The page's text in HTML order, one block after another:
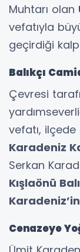
Muhtarı olan
vefatıyla
geçirdiği
Balıkçı
Çevresi
vefatı, ilçede
Karadeniz
Serkan
Kışlaönü
Karadeniz’in
Cenazeye